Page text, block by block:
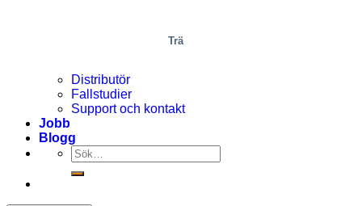
Trä
Distributör
Fallstudier
Support och kontakt
Jobb
Blogg